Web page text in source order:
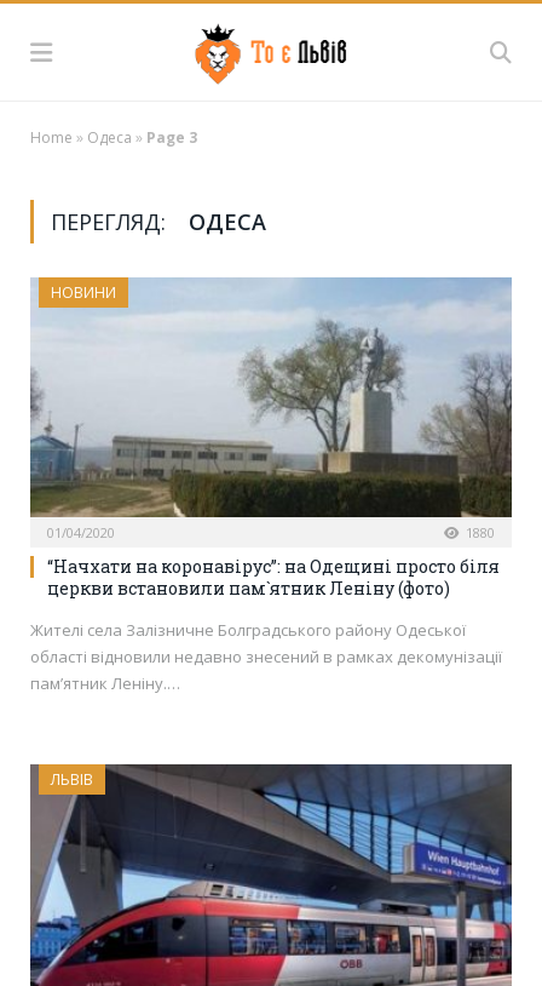
Home » Одеса » Page 3
ПЕРЕГЛЯД: ОДЕСА
НОВИНИ
01/04/2020 1880
“Начхати на коронавірус”: на Одещині просто біля
церкви встановили пам`ятник Леніну (фото)
Жителі села Залізничне Болградського району Одеської
області відновили недавно знесений в рамках декомунізації
пам’ятник Леніну.…
ЛЬВІВ